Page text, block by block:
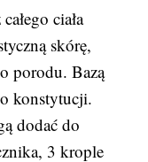
ciała
skórę,
porodu. Bazą
konstytucji.
dodać do
3 krople